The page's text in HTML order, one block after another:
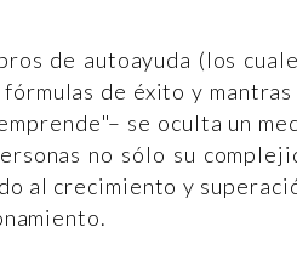
de autoayuda (los
de éxito y
se oculta un
no sólo su
al crecimiento y